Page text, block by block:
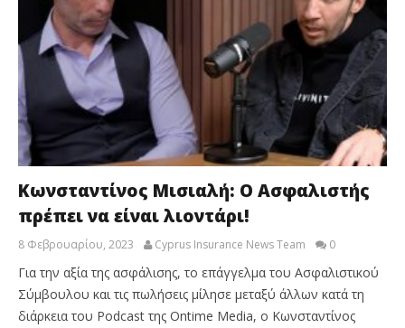
Κωνσταντίνος Μισιαλή: Ο Ασφαλιστής
πρέπει να είναι λιοντάρι!
8 Φεβρουαρίου, 2023 Cyprus Insurance News Team 0
Για την αξία της ασφάλισης, το επάγγελμα του Ασφαλιστικού
Σύμβουλου και τις πωλήσεις μίλησε μεταξύ άλλων κατά τη
διάρκεια του Podcast της Ontime Media, ο Κωνσταντίνος